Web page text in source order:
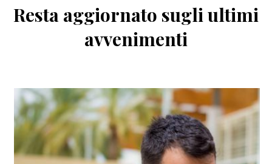
Resta aggiornato sugli ultimi
avvenimenti